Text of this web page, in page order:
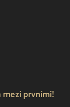
mezi prvními!